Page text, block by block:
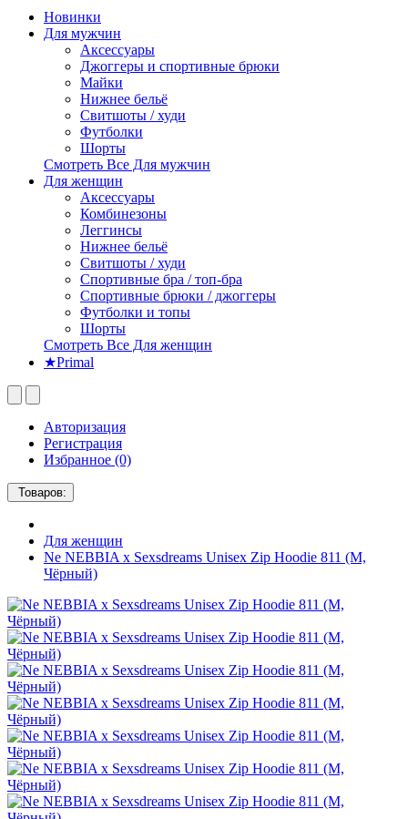
Новинки
Для мужчин
Аксессуары
Джоггеры и спортивные брюки
Майки
Нижнее бельё
Свитшоты / худи
Футболки
Шорты
Смотреть Все Для мужчин
Для женщин
Аксессуары
Комбинезоны
Леггинсы
Нижнее бельё
Свитшоты / худи
Спортивные бра / топ-бра
Спортивные брюки / джоггеры
Футболки и топы
Шорты
Смотреть Все Для женщин
★Primal
Авторизация
Регистрация
Избранное (0)
Товаров:
Для женщин
Ne NEBBIA x Sexsdreams Unisex Zip Hoodie 811 (M,
Чёрный)